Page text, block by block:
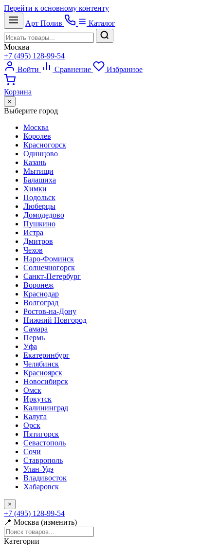
Перейти к основному контенту
Арт Полив Каталог
Москва
+7 (495) 128-99-54
Войти
Сравнение Избранное
Корзина
×
Выберите город
Москва
Королев
Красногорск
Одинцово
Казань
Мытищи
Балашиха
Химки
Подольск
Люберцы
Домодедово
Пушкино
Истра
Дмитров
Чехов
Наро-Фоминск
Солнечногорск
Санкт-Петербург
Воронеж
Краснодар
Волгоград
Ростов-на-Дону
Нижний Новгород
Самара
Пермь
Уфа
Екатеринбург
Челябинск
Красноярск
Новосибирск
Омск
Иркутск
Калининград
Калуга
Орск
Пятигорск
Севастополь
Сочи
Ставрополь
Улан-Удэ
Владивосток
Хабаровск
×
+7 (495) 128-99-54
📍 Москва (изменить)
Категории